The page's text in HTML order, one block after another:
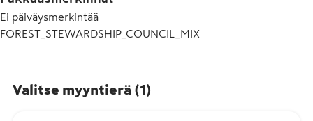
Ei päiväysmerkintää
FOREST_STEWARDSHIP_COUNCIL_MIX
Valitse myyntierä (1)